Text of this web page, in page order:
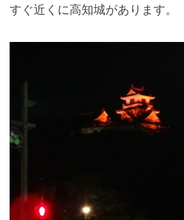
すぐ近くに高知城があります。